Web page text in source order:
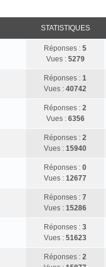
STATISTIQUES
Réponses : 5
Vues : 5279
Réponses : 1
Vues : 40742
Réponses : 2
Vues : 6356
Réponses : 2
Vues : 15940
Réponses : 0
Vues : 12677
Réponses : 7
Vues : 15286
Réponses : 3
Vues : 51623
Réponses : 2